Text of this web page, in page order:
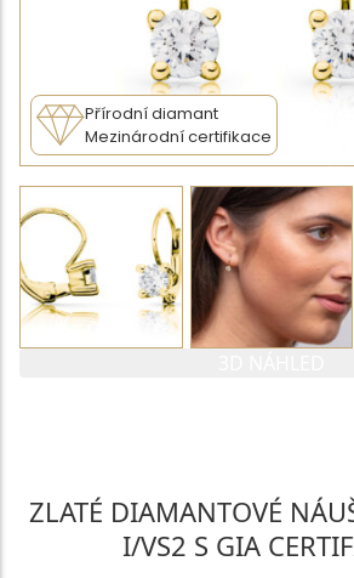
Přírodní diamant
Mezinárodní certifikace
ZLATÉ DIAMANTOVÉ
I/VS2 S GIA